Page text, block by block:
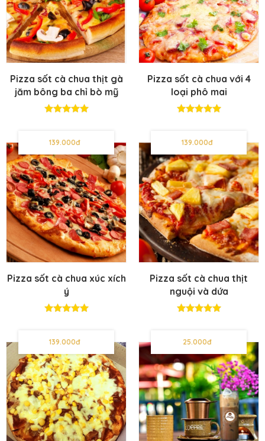
Pizza sốt cà chua thịt gà
jăm bông ba chỉ bò mỹ
nấm ớt chuông
Pizza sốt cà chua với 4
loại phô mai
139.000đ
Pizza sốt cà chua xúc xích
ý
139.000đ
Pizza sốt cà chua thịt
nguội và dứa
139.000đ 25.000đ